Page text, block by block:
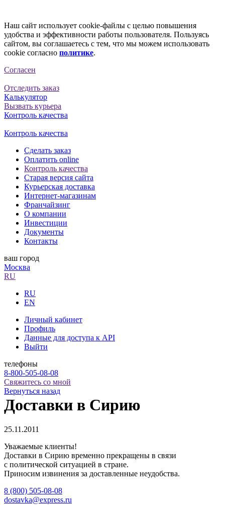
Наш сайт использует cookie-файлы с целью повышения
удобства и эффективности работы пользователя. Пользуясь
сайтом, вы соглашаетесь с тем, что мы можем использовать
cookie согласно политике.
Согласен
Отследить заказ
Калькулятор
Вызвать курьера
Контроль качества
Контроль качества
Сделать заказ
Оплатить online
Контроль качества
Старая версия сайта
Курьерская доставка
Интернет-магазинам
Франчайзинг
О компании
Инвестиции
Документы
Контакты
ваш город
Москва
RU
RU
EN
Личный кабинет
Профиль
Данные для доступа к API
Выйти
телефоны
8-800-505-08-08
Свяжитесь со мной
Вернуться назад
Доставки в Сирию
25.11.2011
Уважаемые клиенты!
Доставки в Сирию временно прекращены в связи
с политической ситуацией в стране.
Приносим извинения за доставленные неудобства.
8 (800) 505-08-08
dostavka@express.ru